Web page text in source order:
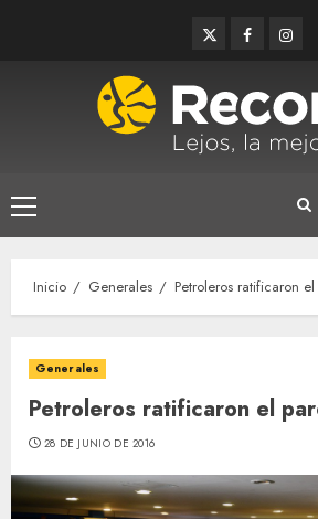
TwitterFacebook
Menú
principal
Inicio Generales Petroleros ratificaron
Generales
Petroleros ratificaron el
28 DE JUNIO DE 2016